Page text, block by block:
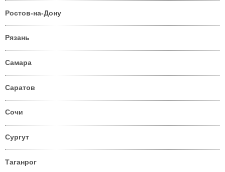
Ростов-на-Дону
Рязань
Самара
Саратов
Сочи
Сургут
Таганрог